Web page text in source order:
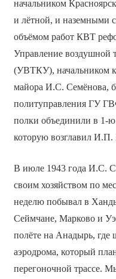
начальником
и лётной, и наземными
объёмом работ КВТ
Управление воздушной
(УВТКУ), начальником
майора И.С. Семёнова,
политуправления ГУ
полки объединили в 1-
которую возглавил И.П.
В июле 1943 года И.С.
своим хозяйством по
неделю побывал в
Сеймчане, Марково и
полёте на Анадырь, где
аэродрома, который
перегоночной трассе.